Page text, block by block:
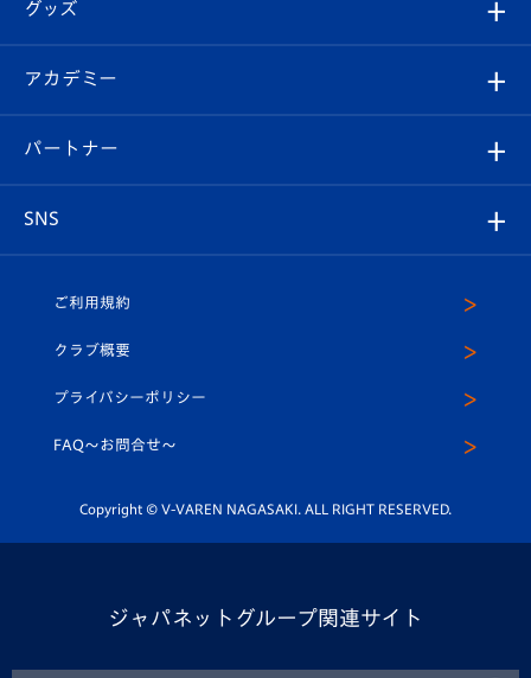
チケット
イベント
メディア
ホームタウン
スタッフプロフィール
マスコット紹介
平和祈念活動
ホームタウン活動
Revive Team
ヴィヴィくんの長崎おもてなしガイド
フォトギャラリー
スタジアムグルメ
V-LOVERS（ファンクラブ）
プレイヤーズスイート
グッズ
オンラインショップ
店舗情報
アカデミー
育成からのお知らせ
U-18
スクール
パートナー
SNS
ヴィヴィくんインスタグラム
公式LINE＠
ご利用規約
クラブ概要
プライバシーポリシー
FAQ〜お問合せ〜
Copyright © V-VAREN NAGASAKI. ALL RIGHT RESERVED.
ジャパネットグループ関連サイト